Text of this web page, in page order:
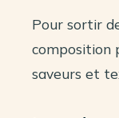
Pour sortir
composition
saveurs et